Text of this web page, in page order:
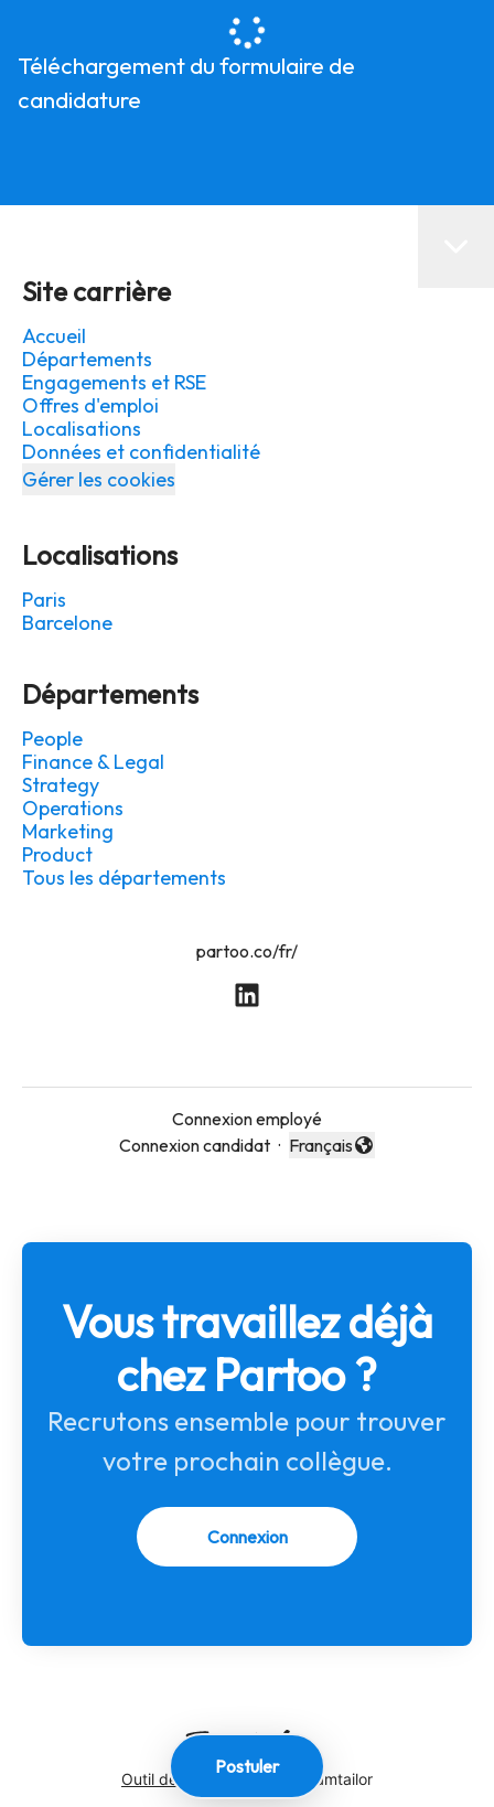
Postuler
Téléchargement du formulaire de
candidature
Site carrière
Accueil
Départements
Engagements et RSE
Offres d'emploi
Localisations
Données et confidentialité
Gérer les cookies
Localisations
Paris
Barcelone
Départements
People
Finance & Legal
Strategy
Operations
Marketing
Product
Tous les départements
partoo.co/fr/
Connexion employé
Connexion candidat ·
Changer la langue
Français
Vous travaillez déjà
chez Partoo ?
Recrutons ensemble pour trouver
votre prochain collègue.
Connexion
Outil de recrutementde Teamtailor